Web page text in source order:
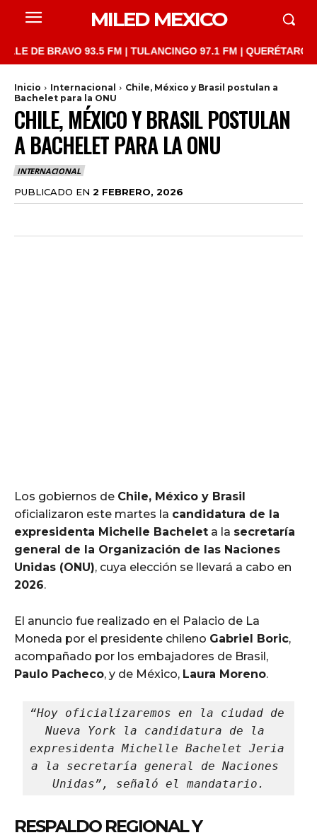
MILED MEXICO
BRAVO 93.5 FM | TULANCINGO 97.1 FM | QUERÉTARO
Inicio Internacional
Chile, México y Brasil postulan a
Bachelet para la ONU
CHILE, MÉXICO Y BRASIL POSTULAN
A BACHELET PARA LA ONU
INTERNACIONAL
PUBLICADO EN 2 FEBRERO, 2026
Los gobiernos de Chile, México y Brasil
oficializaron este martes la candidatura de la
expresidenta Michelle Bachelet a la secretaría
general de la Organización de las Naciones
Unidas (ONU), cuya elección se llevará a cabo en
2026.
El anuncio fue realizado en el Palacio de La
Moneda por el presidente chileno Gabriel Boric,
acompañado por los embajadores de Brasil,
Paulo Pacheco, y de México, Laura Moreno.
“Hoy oficializaremos en la ciudad de
Nueva York la candidatura de la
expresidenta Michelle Bachelet Jeria
a la secretaría general de Naciones
Unidas”, señaló el mandatario.
RESPALDO REGIONAL Y